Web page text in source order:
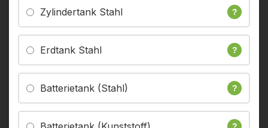
Zylindertank Stahl ?
Erdtank Stahl ?
Batterietank (Stahl) ?